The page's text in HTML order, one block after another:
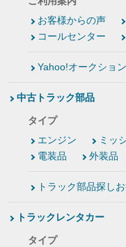
お客様からの声
コールセンター
Yahoo!オークショ
中古トラック部品
タイプ
エンジン
ミッ
電装品
外装品
トラック部品探し
トラックレンタカー
タイプ